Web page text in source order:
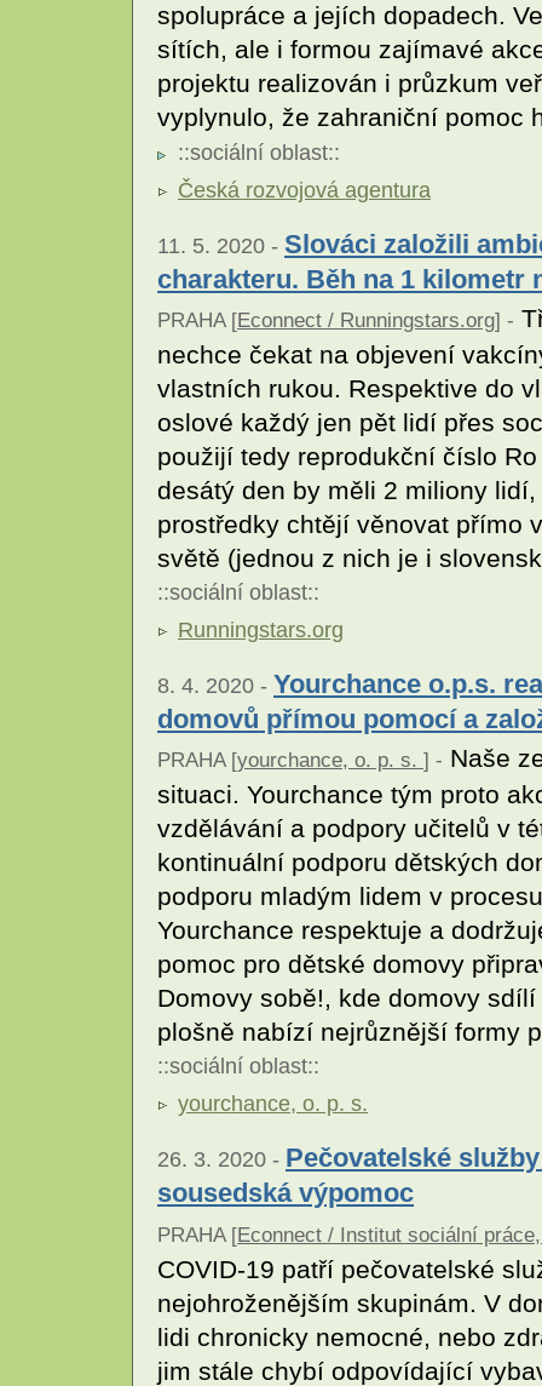
spolupráce a jejích dopadech.
sítích, ale i formou zajímavé
projektu realizován i průzkum
vyplynulo, že zahraniční pomoc
::sociální oblast::
Česká rozvojová agentura
11. 5. 2020 - Slováci založili
charakteru. Běh na 1 kilometr
PRAHA [Econnect / Runningstars.org] -
nechce čekat na objevení
vlastních rukou. Respektive do
oslové každý jen pět lidí přes
použijí tedy reprodukční číslo
desátý den by měli 2 miliony
prostředky chtějí věnovat přímo
světě (jednou z nich je i
::sociální oblast::
Runningstars.org
8. 4. 2020 - Yourchance o.p.s.
domovů přímou pomocí a
PRAHA [yourchance, o. p. s. ] - Naše
situaci. Yourchance tým proto
vzdělávání a podpory učitelů v
kontinuální podporu dětských
podporu mladým lidem v
Yourchance respektuje a
pomoc pro dětské domovy
Domovy sobě!, kde domovy
plošně nabízí nejrůznější formy
::sociální oblast::
yourchance, o. p. s.
26. 3. 2020 - Pečovatelské
sousedská výpomoc
PRAHA [Econnect / Institut sociální
COVID-19 patří pečovatelské
nejohroženějším skupinám. V
lidi chronicky nemocné, nebo
jim stále chybí odpovídající